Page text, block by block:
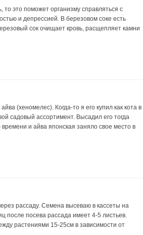
то это поможет организму справляться с
и депрессией. В березовом соке есть
сок очищает кровь, расщепляет камни
(хеномелес). Когда-то я его купил как кота в
садовый ассортимент. Высадил его тогда
и айва японская заняло свое место в
рассаду. Семена высеваю в кассеты на
после посева рассада имеет 4-5 листьев.
растениями 15-25см в зависимости от